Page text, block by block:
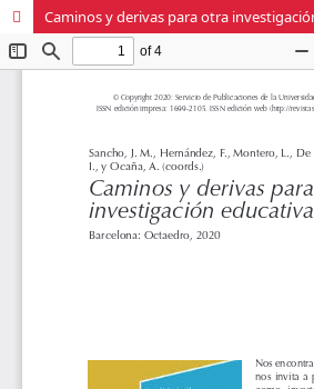
Caminos y derivas para otra